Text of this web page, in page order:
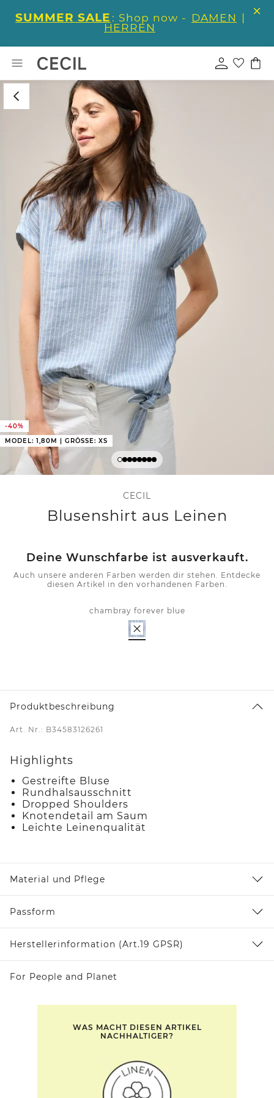
SUMMER SALE : Shop now - DAMEN |
HERREN
-40%
MODEL: 1,80M | GRÖSSE: XS
CECIL
Blusenshirt aus Leinen
Deine Wunschfarbe ist ausverkauft.
Auch unsere anderen Farben werden dir stehen. Entdecke
diesen Artikel in den vorhandenen Farben.
chambray forever blue
Produktbeschreibung
Art. Nr.: B34583126261
Highlights
Gestreifte Bluse
Rundhalsausschnitt
Dropped Shoulders
Knotendetail am Saum
Leichte Leinenqualität
Material und Pflege
Passform
Herstellerinformation (Art.19 GPSR)
For People and Planet
WAS MACHT DIESEN ARTIKEL
NACHHALTIGER?